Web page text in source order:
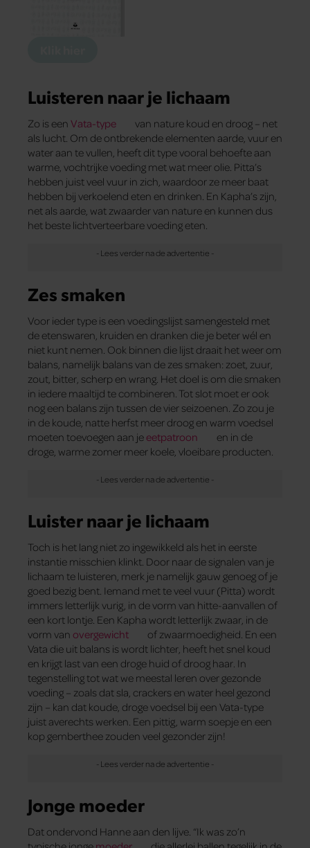
Luisteren naar je lichaam
Zo is een Vata-type
van nature koud en droog – net
als lucht. Om de ontbrekende elementen aarde, vuur en
water aan te vullen, heeft dit type vooral behoefte aan
warme, vochtrijke voeding met wat meer olie. Pitta’s
hebben juist veel vuur in zich, waardoor ze meer baat
hebben bij verkoelend eten en drinken. En Kapha’s zijn,
net als aarde, wat zwaarder van nature en kunnen dus
het beste lichtverteerbare voeding eten.
Zes smaken
Voor ieder type is een voedingslijst samengesteld met
de etenswaren, kruiden en dranken die je beter wél en
niet kunt nemen. Ook binnen die lijst draait het weer om
balans, namelijk balans van de zes smaken: zoet, zuur,
zout, bitter, scherp en wrang. Het doel is om die smaken
in iedere maaltijd te combineren. Tot slot moet er ook
nog een balans zijn tussen de vier seizoenen. Zo zou je
in de koude, natte herfst meer droog en warm voedsel
moeten toevoegen aan jeeetpatroon
en in de
droge, warme zomer meer koele, vloeibare producten.
Luister naar je lichaam
Toch is het lang niet zo ingewikkeld als het in eerste
instantie misschien klinkt. Door naar de signalen van je
lichaam te luisteren, merk je namelijk gauw genoeg of je
goed bezig bent. Iemand met te veel vuur (Pitta) wordt
immers letterlijk vurig, in de vorm van hitte-aanvallen of
een kort lontje. Een Kapha wordt letterlijk zwaar, in de
vorm van overgewicht
of zwaarmoedigheid. En een
Vata die uit balans is wordt lichter, heeft het snel koud
en krijgt last van een droge huid of droog haar. In
tegenstelling tot wat we meestal leren over gezonde
voeding – zoals dat sla, crackers en water heel gezond
zijn – kan dat koude, droge voedsel bij een Vata-type
juist averechts werken. Een pittig, warm soepje en een
kop gemberthee zouden veel gezonder zijn!
Jonge moeder
Dat ondervond Hanne aan den lijve. “Ik was zo’n